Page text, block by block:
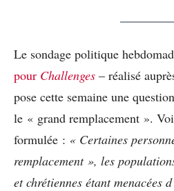
Le sondage politique
pour Challenges – réalisé
pose cette semaine une
le « grand remplacement ».
formulée : « Certaines
remplacement », les
et chrétiennes étant menacées